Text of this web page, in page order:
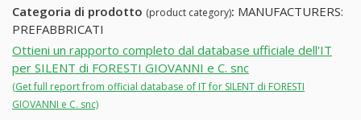
Categoria di prodotto (product category): MANUFACTURERS:
PREFABBRICATI
Ottieni un rapporto completo dal database ufficiale dell'IT
per SILENT di FORESTI GIOVANNI e C. snc
(Get full report from official database of IT for SILENT di FORESTI
GIOVANNI e C. snc)